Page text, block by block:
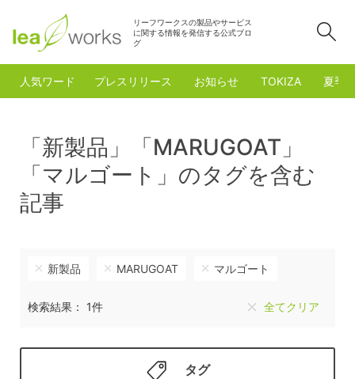
リーフワークスの製品やサービス
に関する情報を発信する公式ブロ
グ
人気ワード プレスリリース お知らせ TOKIZA 夏季
「新製品」「MARUGOAT」
「マルゴート」のタグを含む
記事
新製品 MARUGOAT マルゴート
検索結果： 1件 全てクリア
タグ